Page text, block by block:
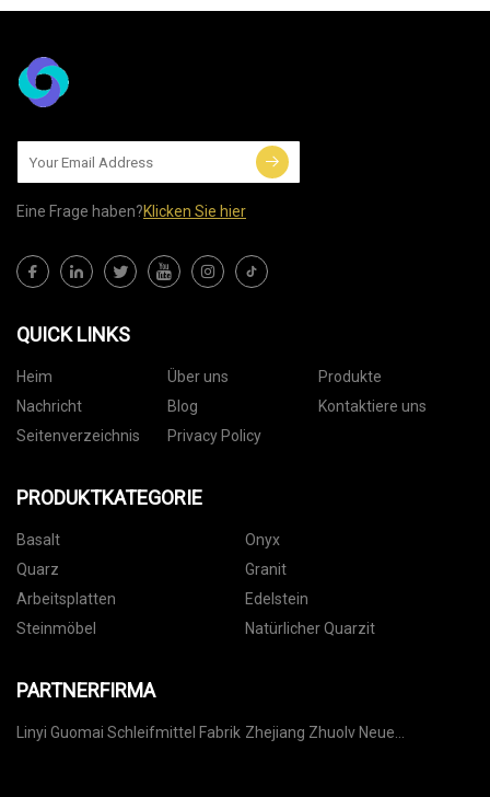
Eine Frage haben?Klicken Sie hier
QUICK LINKS
Heim Über uns
Produkte
Nachricht
Blog
Kontaktiere uns
Seitenverzeichnis
Privacy Policy
PRODUKTKATEGORIE
Basalt
Onyx
Quarz
Granit
Arbeitsplatten
Edelstein
Steinmöbel
Natürlicher Quarzit
PARTNERFIRMA
Linyi Guomai Schleifmittel Fabrik Zhejiang Zhuolv Neue